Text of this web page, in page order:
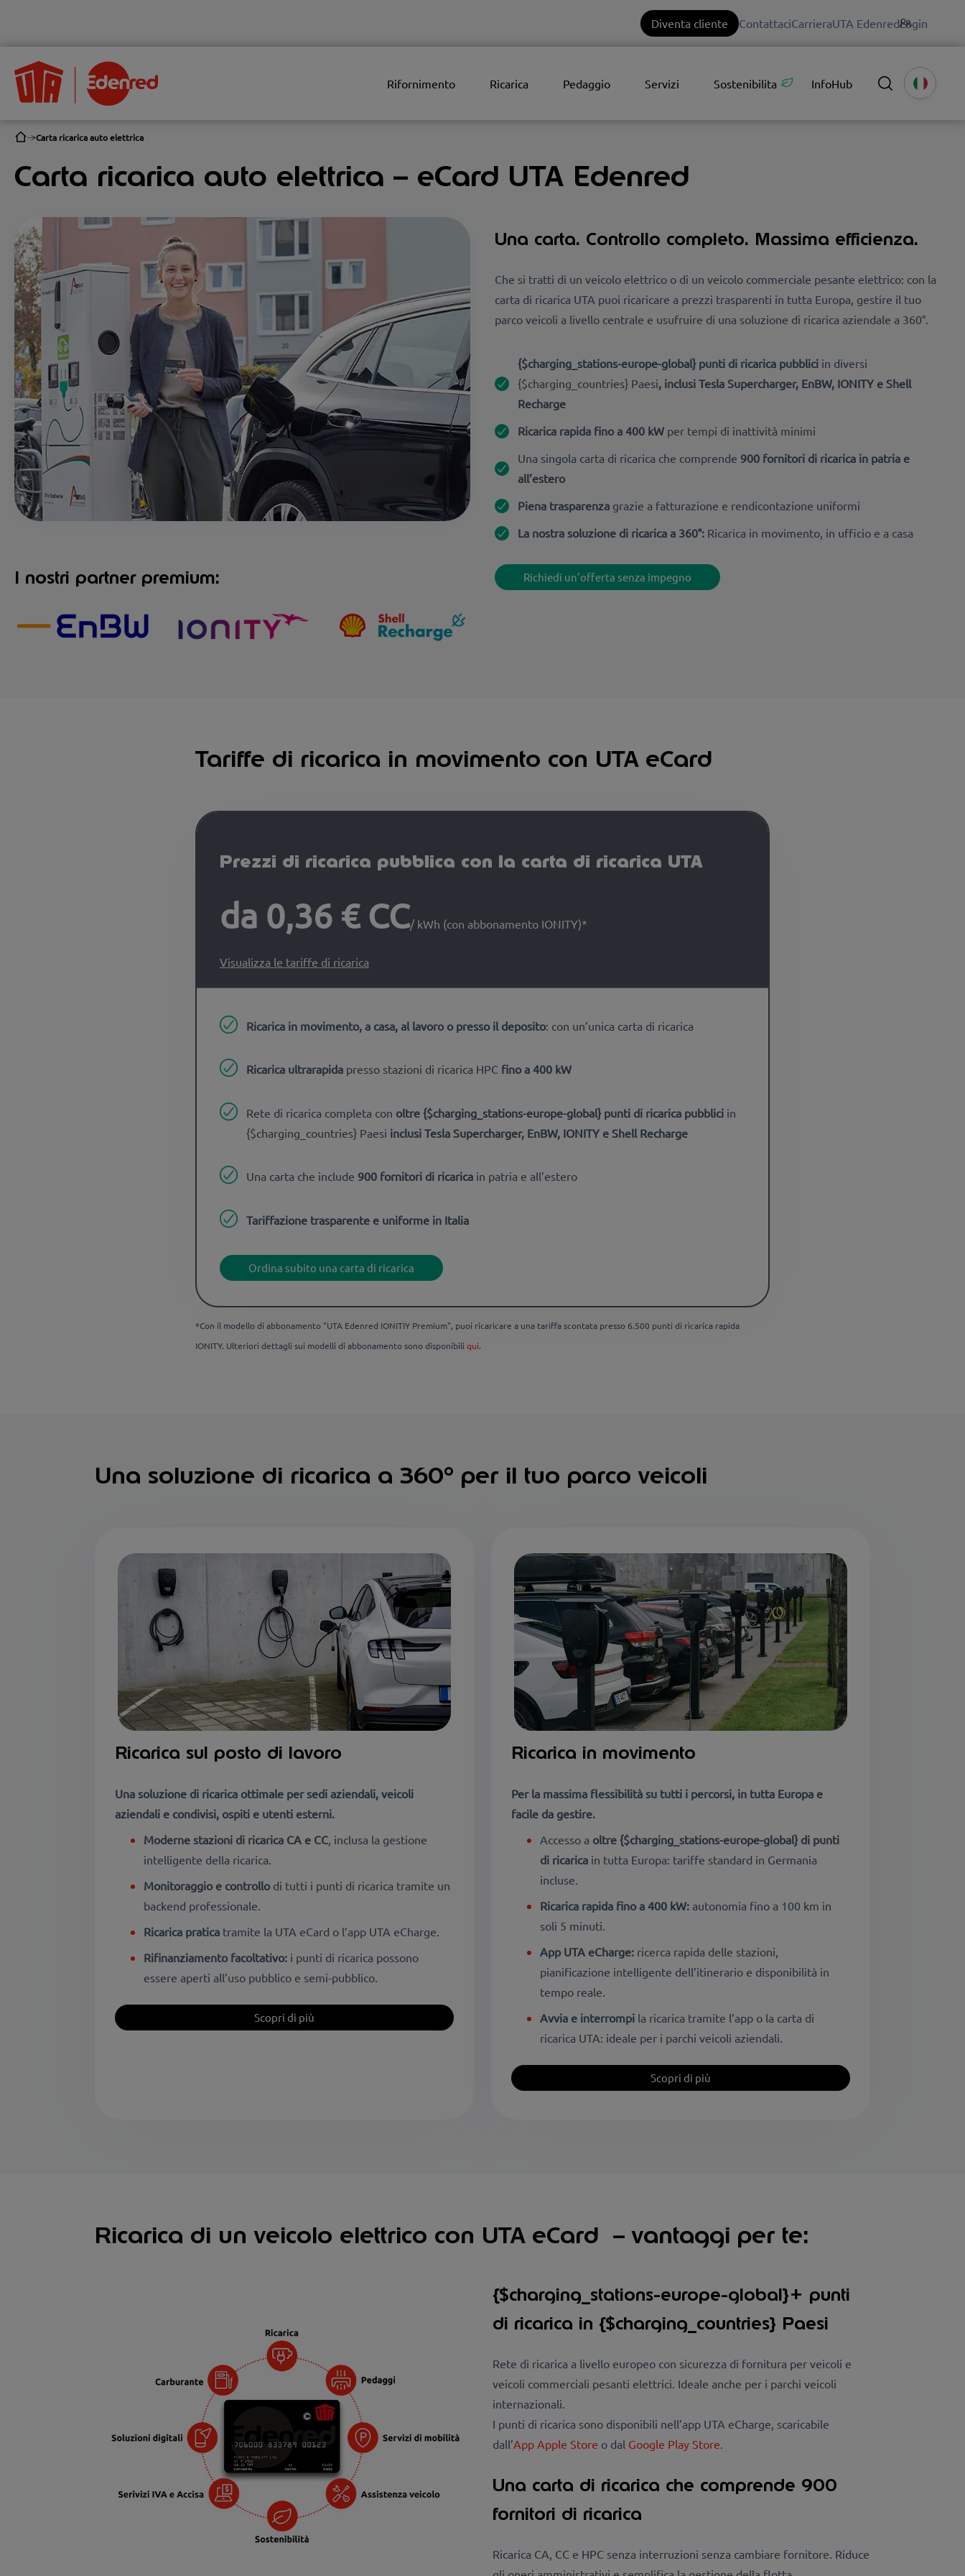
Diventa cliente ContattaciCarrieraUTA EdenredLogin
Rifornimento Ricarica Pedaggio Servizi Sostenibilita InfoHub
Carta ricarica auto elettrica
Carta ricarica auto elettrica – eCard UTA Edenred
I nostri partner premium:
Una carta. Controllo completo. Massima efficienza.
Che si tratti di un veicolo elettrico o di un veicolo commerciale pesante elettrico: con la
carta di ricarica UTA puoi ricaricare a prezzi trasparenti in tutta Europa, gestire il tuo
parco veicoli a livello centrale e usufruire di una soluzione di ricarica aziendale a 360°.
{$charging_stations-europe-global} punti di ricarica pubbliciin diversi
{$charging_countries} Paesi, inclusi Tesla Supercharger, EnBW, IONITY e Shell
Recharge
Ricarica rapida fino a 400 kWper tempi di inattività minimi
Una singola carta di ricarica che comprende 900 fornitori di ricarica in patria e
all’estero
Piena trasparenzagrazie a fatturazione e rendicontazione uniformi
La nostra soluzione di ricarica a 360°: Ricarica in movimento, in ufficio e a casa
Richiedi un’offerta senza impegno
Tariffe di ricarica in movimento con UTA eCard
Prezzi di ricarica pubblica con la carta di ricarica UTA
da 0,36 € CC/ kWh (con abbonamento IONITY)*
Visualizza le tariffe di ricarica
Ricarica in movimento, a casa, al lavoro o presso il deposito: con un’unica carta di ricarica
Ricarica ultrarapida presso stazioni di ricarica HPC fino a 400 kW
Rete di ricarica completa con oltre {$charging_stations-europe-global} punti di ricarica pubblici in
{$charging_countries} Paesi inclusi Tesla Supercharger, EnBW, IONITY e Shell Recharge
Una carta che include 900 fornitori di ricarica in patria e all’estero
Tariffazione trasparente e uniforme in Italia
Ordina subito una carta di ricarica
*Con il modello di abbonamento "UTA Edenred IONITIY Premium", puoi ricaricare a una tariffa scontata presso 6.500 punti di ricarica rapida
IONITY. Ulteriori dettagli sui modelli di abbonamento sono disponibili qui.
Una soluzione di ricarica a 360° per il tuo parco veicoli
Ricarica sul posto di lavoro
Una soluzione di ricarica ottimale per sedi aziendali, veicoli
aziendali e condivisi, ospiti e utenti esterni.
Moderne stazioni di ricarica CA e CC , inclusa la gestione
intelligente della ricarica.
Monitoraggio e controllodi tutti i punti di ricarica tramite un
backend professionale.
Ricarica pratica tramite la UTA eCard o l’app UTA eCharge.
Rifinanziamento facoltativo: i punti di ricarica possono
essere aperti all’uso pubblico e semi-pubblico.
Scopri di più
Ricarica in movimento
Per la massima flessibilità su tutti i percorsi, in tutta Europa e
facile da gestire.
Accesso a oltre {$charging_stations-europe-global} di punti
di ricarica in tutta Europa: tariffe standard in Germania
incluse.
Ricarica rapida fino a 400 kW: autonomia fino a 100 km in
soli 5 minuti.
App UTA eCharge: ricerca rapida delle stazioni,
pianificazione intelligente dell’itinerario e disponibilità in
tempo reale.
Avvia e interrompi la ricarica tramite l’app o la carta di
ricarica UTA: ideale per i parchi veicoli aziendali.
Scopri di più
Ricarica di un veicolo elettrico con UTA eCard – vantaggi per te:
{$charging_stations-europe-global}+ punti
di ricarica in {$charging_countries} Paesi
Rete di ricarica a livello europeo con sicurezza di fornitura per veicoli e
veicoli commerciali pesanti elettrici. Ideale anche per i parchi veicoli
internazionali.
I punti di ricarica sono disponibili nell’app UTA eCharge, scaricabile
dall’App Apple Store o dal Google Play Store.
Una carta di ricarica che comprende 900
fornitori di ricarica
Ricarica CA, CC e HPC senza interruzioni senza cambiare fornitore. Riduce